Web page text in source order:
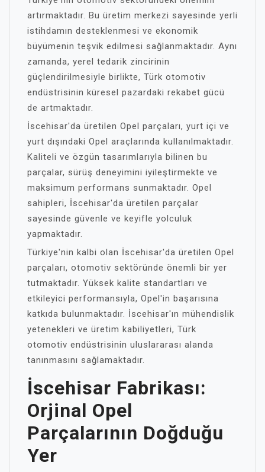
artırmaktadır. Bu üretim merkezi sayesinde yerli
istihdamın desteklenmesi ve ekonomik
büyümenin teşvik edilmesi sağlanmaktadır. Aynı
zamanda, yerel tedarik zincirinin
güçlendirilmesiyle birlikte, Türk otomotiv
endüstrisinin küresel pazardaki rekabet gücü
de artmaktadır.
İscehisar'da üretilen Opel parçaları, yurt içi ve
yurt dışındaki Opel araçlarında kullanılmaktadır.
Kaliteli ve özgün tasarımlarıyla bilinen bu
parçalar, sürüş deneyimini iyileştirmekte ve
maksimum performans sunmaktadır. Opel
sahipleri, İscehisar'da üretilen parçalar
sayesinde güvenle ve keyifle yolculuk
yapmaktadır.
Türkiye'nin kalbi olan İscehisar'da üretilen Opel
parçaları, otomotiv sektöründe önemli bir yer
tutmaktadır. Yüksek kalite standartları ve
etkileyici performansıyla, Opel'in başarısına
katkıda bulunmaktadır. İscehisar'ın mühendislik
yetenekleri ve üretim kabiliyetleri, Türk
otomotiv endüstrisinin uluslararası alanda
tanınmasını sağlamaktadır.
İscehisar Fabrikası:
Orjinal Opel
Parçalarının Doğduğu
Yer